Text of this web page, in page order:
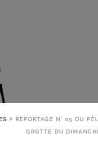
REPORTAGE N° 05 DU
GROTTE DU